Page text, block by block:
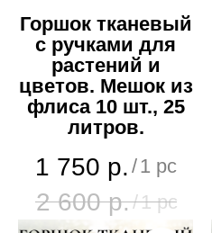
Горшок тканевый
с ручками для
растений и
цветов. Мешок из
флиса 10 шт., 25
литров.
1 750 р. /1 pc
2 600 р./1 pc